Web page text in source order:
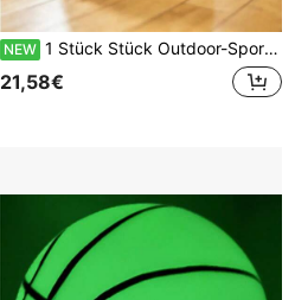
NEW 1 Stück Stück Outdoor-Sport Basketball in Größe 7, 6, 5, Schwarz PU Blau, für Erwachsene, Schüler und Jugendliche, Standard-Basketball zum Training, geeignet für Outdoor, Indoor und Betonoberflächen
21,58€